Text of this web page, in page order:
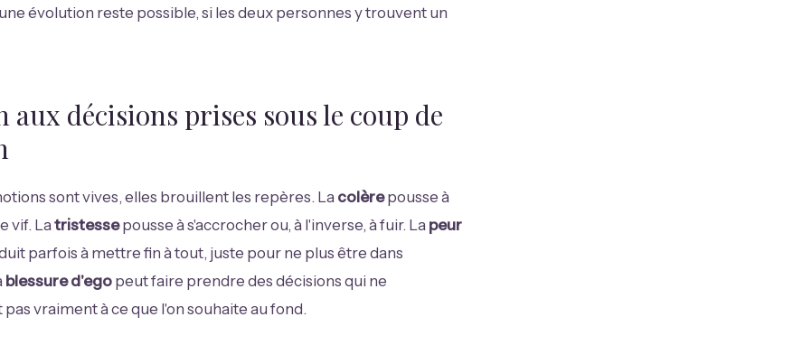
évolution reste possible, si les deux personnes y trouvent un
décisions prises sous le coup de
sont vives, elles brouillent les repères. La colèrepousse à
vif. Latristessepousse à s'accrocher ou, à l'inverse, à fuir. La peur
parfois à mettre fin à tout, juste pour ne plus être dans
blessure d'ego peut faire prendre des décisions qui ne
vraiment à ce que l'on souhaite au fond.